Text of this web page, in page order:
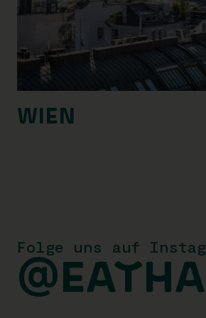
WIEN
Folge uns auf